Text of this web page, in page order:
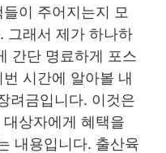
이 주어지는지 모
그래서 제가 하나하
간단 명료하게 포스
시간에 알아볼 내
려금입니다. 이것은
상자에게 혜택을
내용입니다. 출산육